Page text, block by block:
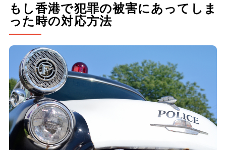
もし香港で犯罪の被害にあってしま
った時の対応方法